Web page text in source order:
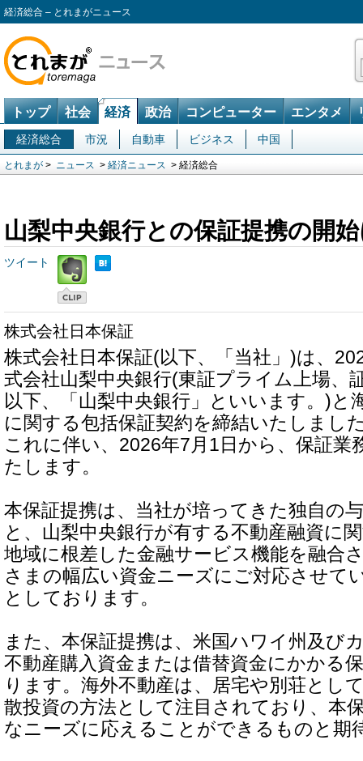
経済総合 – とれまがニュース
トップ 社会 経済 政治 コンピューター エンタメ
経済総合 市況 自動車 ビジネス 中国
とれまが > ニュース > 経済ニュース > 経済総合
山梨中央銀行との保証提携の開
ツイート
株式会社日本保証
株式会社日本保証(以下、「当社」)は、
式会社山梨中央銀行(東証プライム上場、
以下、「山梨中央銀行」といいます。)と
に関する包括保証契約を締結いたしまし
これに伴い、2026年7月1日から、保証業
たします。
本保証提携は、当社が培ってきた独自の
と、山梨中央銀行が有する不動産融資に
地域に根差した金融サービス機能を融合
さまの幅広い資金ニーズにご対応させて
としております。
また、本保証提携は、米国ハワイ州及び
不動産購入資金または借替資金にかかる
ります。海外不動産は、居宅や別荘とし
散投資の方法として注目されており、本
なニーズに応えることができるものと期